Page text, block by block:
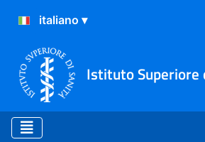
Istituto Superiore